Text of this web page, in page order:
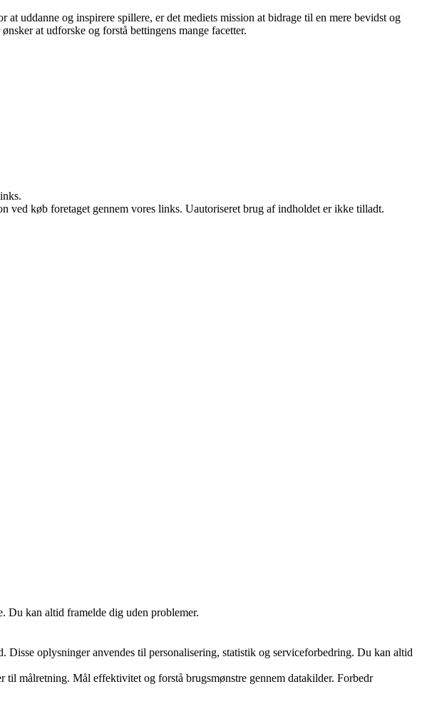
uddanne og inspirere spillere, er det mediets mission at bidrage til en mere bevidst og
at udforske og forstå bettingens mange facetter.
ved køb foretaget gennem vores links. Uautoriseret brug af indholdet er ikke tilladt.
Du kan altid framelde dig uden problemer.
oplysninger anvendes til personalisering, statistik og serviceforbedring. Du kan altid
målretning. Mål effektivitet og forstå brugsmønstre gennem datakilder. Forbedr